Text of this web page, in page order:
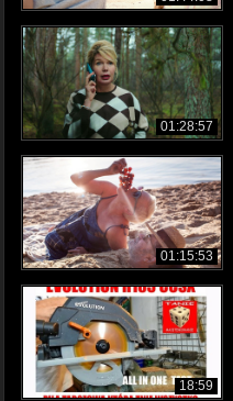
01:28:57
01:15:53
18:59